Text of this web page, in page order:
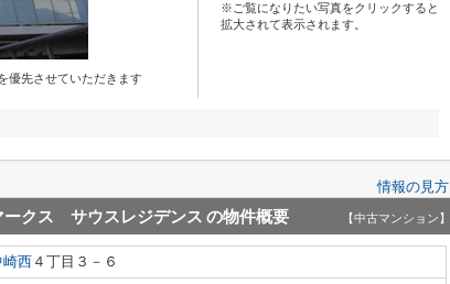
優先させていただきます
※ご覧になりたい写真をクリックすると
拡大されて表示されます。
情報の見方
ークス サウスレジデンス の物件概要 【中古マンション】
崎西 ４丁目３－６